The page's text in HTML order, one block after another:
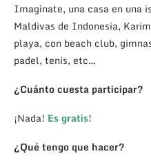
Imagínate, una casa en una
Maldivas de Indonesia,
playa, con beach club,
padel, tenis, etc…
¿Cuánto cuesta participar?
¡Nada! Es gratis!
¿Qué tengo que hacer?